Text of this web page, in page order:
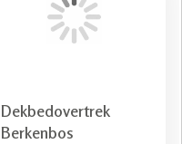
Dekbedovertrek
Berkenbos